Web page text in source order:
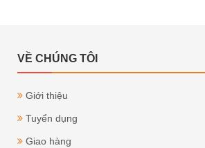
VỀ CHÚNG TÔI
Giới thiệu
Tuyển dụng
Giao hàng